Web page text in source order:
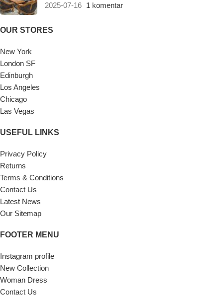
2025-07-16 1 komentar
OUR STORES
New York
London SF
Edinburgh
Los Angeles
Chicago
Las Vegas
USEFUL LINKS
Privacy Policy
Returns
Terms & Conditions
Contact Us
Latest News
Our Sitemap
FOOTER MENU
Instagram profile
New Collection
Woman Dress
Contact Us